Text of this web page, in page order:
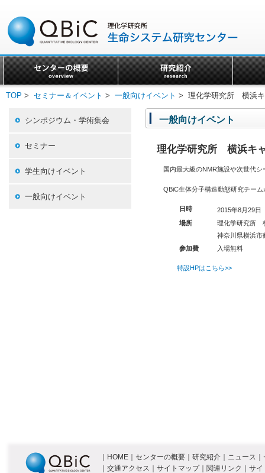
TOP > セミナー＆イベント > 一般向けイベント > 理化学研究所 横浜キ
シンポジウム・学術集会
セミナー
学生向けイベント
一般向けイベント
一般向けイベント
理化学研究所 横浜キ
国内最大級のNMR施設や次世代
QBiC生体分子構造動態研究チー
日時
2015年8月29
場所
理化学研究所
神奈川県横浜市
参加費
入場無料
特設HPはこちら>>
HOME｜ センターの概要｜ 研究紹介｜ ニュース
交通アクセス サイトマップ｜ 関連リンク サイ